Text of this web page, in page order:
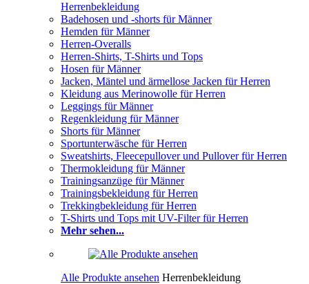
Herrenbekleidung
Badehosen und -shorts für Männer
Hemden für Männer
Herren-Overalls
Herren-Shirts, T-Shirts und Tops
Hosen für Männer
Jacken, Mäntel und ärmellose Jacken für Herren
Kleidung aus Merinowolle für Herren
Leggings für Männer
Regenkleidung für Männer
Shorts für Männer
Sportunterwäsche für Herren
Sweatshirts, Fleecepullover und Pullover für Herren
Thermokleidung für Männer
Trainingsanzüge für Männer
Trainingsbekleidung für Herren
Trekkingbekleidung für Herren
T-Shirts und Tops mit UV-Filter für Herren
Mehr sehen...
Alle Produkte ansehen Herrenbekleidung